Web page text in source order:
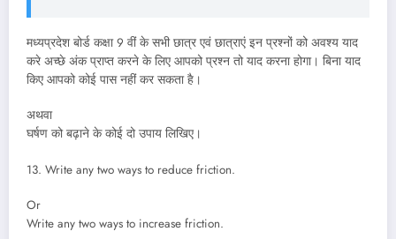
मध्यप्रदेश बोर्ड कक्षा 9 वीं के सभी छात्र एवं छात्राएं इन प्रश्नों को अवश्य याद
करे अच्छे अंक प्राप्त करने के लिए आपको प्रश्न तो याद करना होगा। बिना याद
किए आपको कोई पास नहीं कर सकता है।
अथवा
घर्षण को बढ़ाने के कोई दो उपाय लिखिए।
13. Write any two ways to reduce friction.
Or
Write any two ways to increase friction.